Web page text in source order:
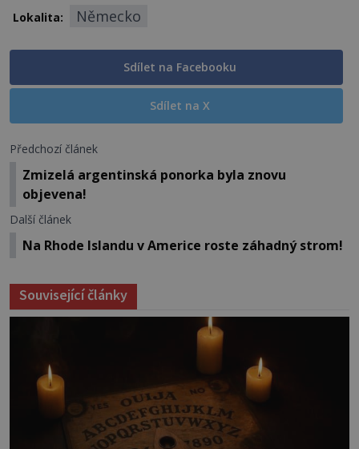
Lokalita: Německo
Sdílet na Facebooku
Sdílet na X
Předchozí článek
Zmizelá argentinská ponorka byla znovu
objevena!
Další článek
Na Rhode Islandu v Americe roste záhadný strom!
Související články